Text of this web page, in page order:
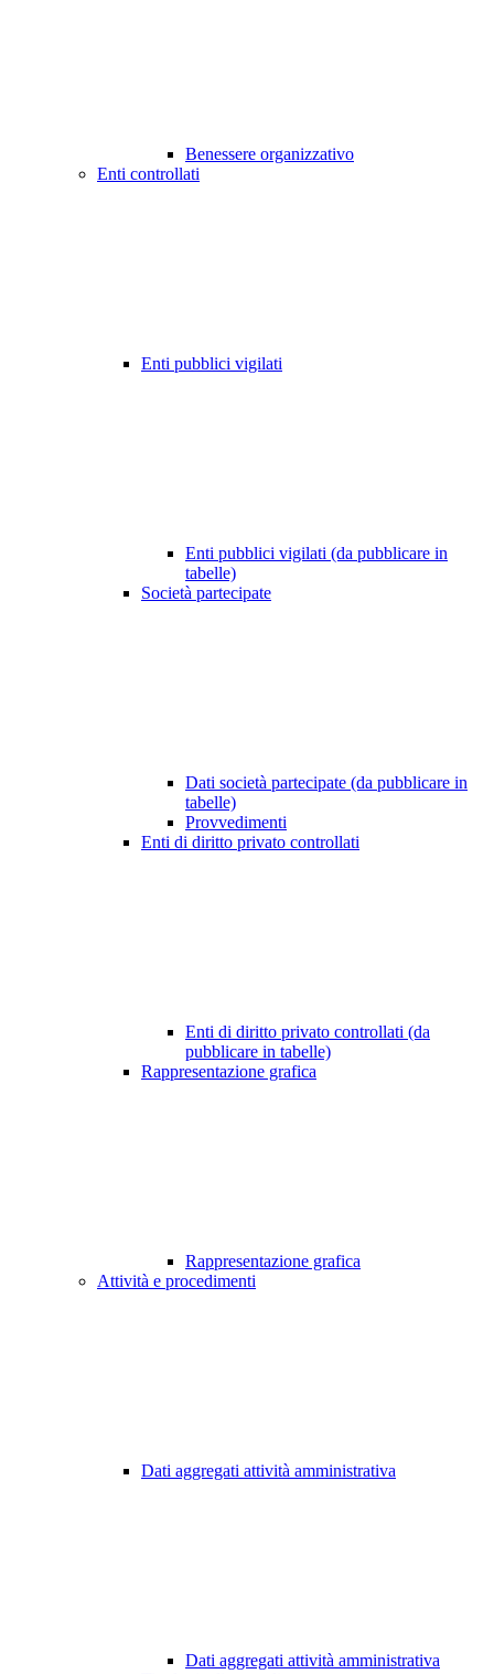
Benessere organizzativo
Enti controllati
Enti pubblici vigilati
Enti pubblici vigilati (da pubblicare in
tabelle)
Società partecipate
Dati società partecipate (da pubblicare in
tabelle)
Provvedimenti
Enti di diritto privato controllati
Enti di diritto privato controllati (da
pubblicare in tabelle)
Rappresentazione grafica
Rappresentazione grafica
Attività e procedimenti
Dati aggregati attività amministrativa
Dati aggregati attività amministrativa